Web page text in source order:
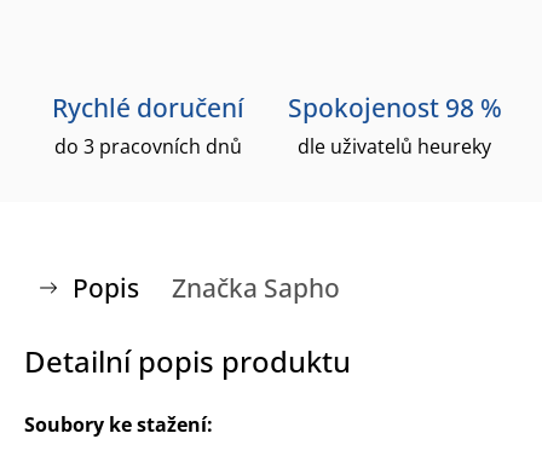
Rychlé doručení
do 3 pracovních dnů
Spokojenost 98 %
dle uživatelů heureky
Popis Značka Sapho
Detailní popis produktu
Soubory ke stažení: